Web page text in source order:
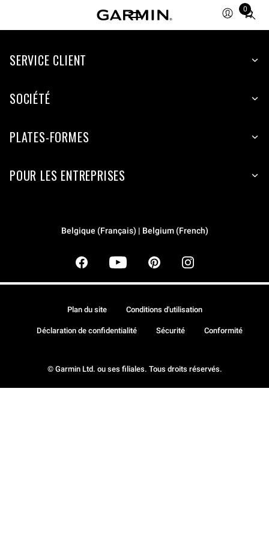
0
Total
items
cart:
SERVICE CLIENT
SOCIÉTÉ
PLATES-FORMES
POUR LES ENTREPRISES
Belgique (Français) | Belgium (French)
© Garmin Ltd. ou ses filiales. Tous droits réservés.
Plan du site Conditions d'utilisation
Déclaration de confidentialité Sécurité Conformité